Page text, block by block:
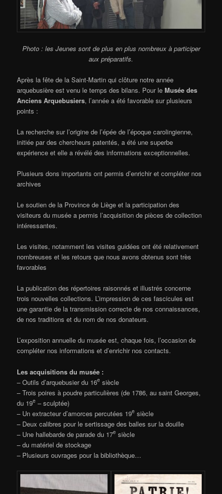
Photo : les Jeunes sont de plus en plus nombreux à participer
aux préparatifs.
Après la fête de la Saint-Martin qui clôture notre année
arquebusière est venu le temps des bilans. Pour leMusée des
Anciens Arquebusiers, l’année a été favorable sur plusieurs
points :
La recherche sur l’origine de l’épée de l’époque carolingienne,
initiée par des chercheurs patentés, a été une superbe
expérience et elle a révélé des informations exceptionnelles.
Plusieurs dons importants ont permis d’enrichir et compléter nos
archives
Le soutien de la Province de Liège et la participation des
visiteurs du musée a permis l’acquisition de pièces de collection
intéressantes.
Les visites, notamment les visites guidées ont été relativement
nombreuses et les retours que nous avons obtenus sont très
favorables
La publication des répertoires raisonnés et illustrés concerne
trois nouvelles collections. L’impression de ces fascicules est
une garantie de la transmission correcte de nos connaissances,
de nos traditions et du nom de nos donateurs.
L’exposition annuelle du musée est, chaque fois, l’occasion de
compléter nos informations et d’enrichir nos contacts.
Les acquisitions du musée :
– Outils d’arquebusier du 16e siècle
– Trois poires à poudre particulières (de 1786, au saint Georges,
du 19e – sculptée)
– Un extracteur d’amorces percutées 19e siècle
– Deux calibres pour le sertissage des balles sur la douille
– Une hallebarde de parade du 17e siècle
– du matériel de stockage
– Plusieurs ouvrages pour la bibliothèque…